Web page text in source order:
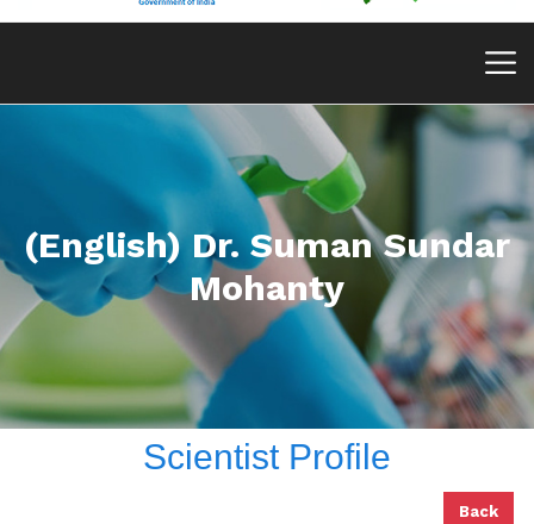
(English) Dr. Suman Sundar
Mohanty
Scientist Profile
Back